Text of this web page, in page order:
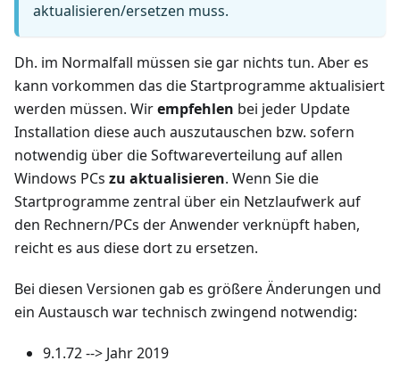
aktualisieren/ersetzen muss.
Dh. im Normalfall müssen sie gar nichts tun. Aber es
kann vorkommen das die Startprogramme aktualisiert
werden müssen. Wirempfehlen bei jeder Update
Installation diese auch auszutauschen bzw. sofern
notwendig über die Softwareverteilung auf allen
Windows PCs zu aktualisieren. Wenn Sie die
Startprogramme zentral über ein Netzlaufwerk auf
den Rechnern/PCs der Anwender verknüpft haben,
reicht es aus diese dort zu ersetzen.
Bei diesen Versionen gab es größere Änderungen und
ein Austausch war technisch zwingend notwendig:
9.1.72 --> Jahr 2019